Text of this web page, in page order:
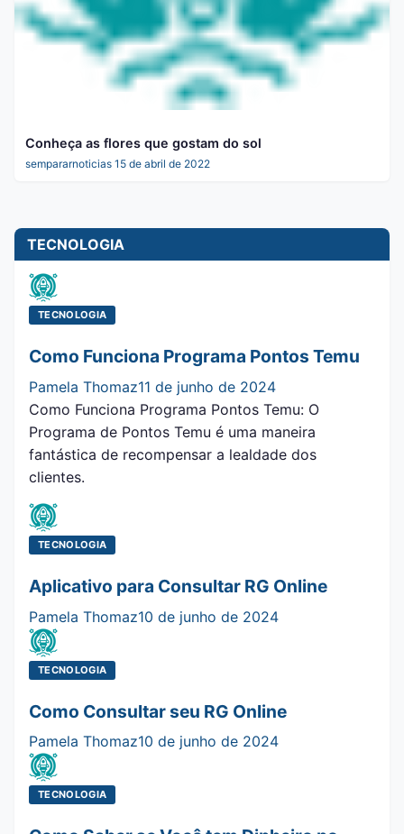
Conheça as flores que gostam do sol
sempararnoticias 15 de abril de 2022
TECNOLOGIA
TECNOLOGIA
Como Funciona Programa Pontos Temu
Pamela Thomaz11 de junho de 2024
Como Funciona Programa Pontos Temu: O
Programa de Pontos Temu é uma maneira
fantástica de recompensar a lealdade dos
clientes.
TECNOLOGIA
Aplicativo para Consultar RG Online
Pamela Thomaz10 de junho de 2024
TECNOLOGIA
Como Consultar seu RG Online
Pamela Thomaz10 de junho de 2024
TECNOLOGIA